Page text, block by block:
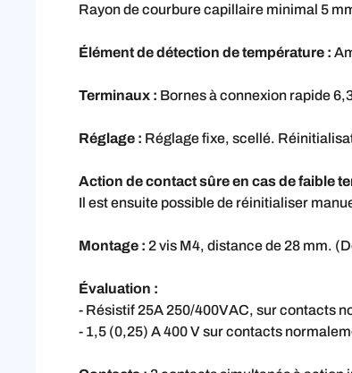
Rayon de courbure capillaire minimal 5
Élément de détection de température :
Terminaux : Bornes à connexion rapide
Réglage : Réglage fixe, scellé.
Action de contact sûre en cas de faible
Il est ensuite possible de réinitialiser
Montage : 2 vis M4, distance de 28 mm.
Évaluation :
- Résistif 25A 250/400VAC, sur contacts
- 1,5 (0,25) A 400 V sur contacts